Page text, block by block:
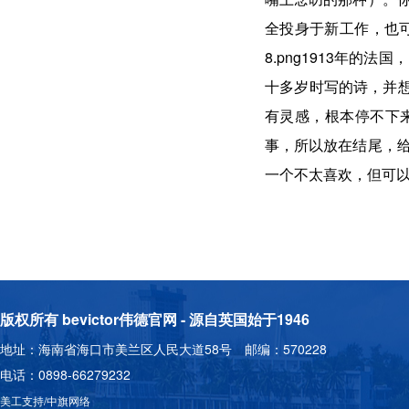
全投身于新工作，也
8.png1913年的法国
十多岁时写的诗，并
有灵感，根本停不下
事，所以放在结尾，
一个不太喜欢，但可
版权所有 bevictor伟德官网 - 源自英国始于1946
地址：海南省海口市美兰区人民大道58号 邮编：570228
电话：0898-66279232
美工支持/中旗网络